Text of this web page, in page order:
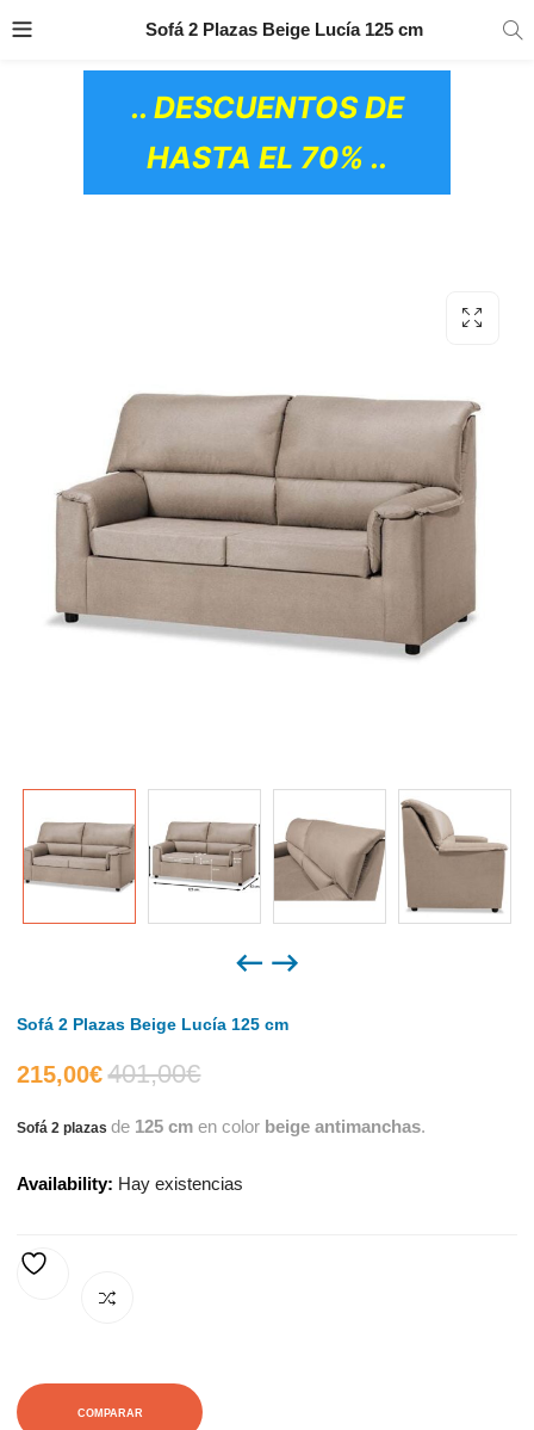
CERÁMICOS)
PRODUCTOS
.. DESCUENTOS DE
HASTA EL 70% ..
Sofá 2 Plazas Beige Lucía 125 cm
Sofá 2 Plazas Beige Lucía 125 cm
215,00€El
precio
actual
215,00€.
401,00€El
precio
original
Sofá 2 plazas de 125 cm en color beige antimanchas.
Availability: Hay existencias
COMPARAR